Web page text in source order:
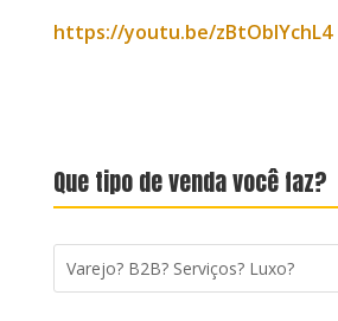
https://youtu.be/zBtOblYchL4
Que tipo de venda você faz?